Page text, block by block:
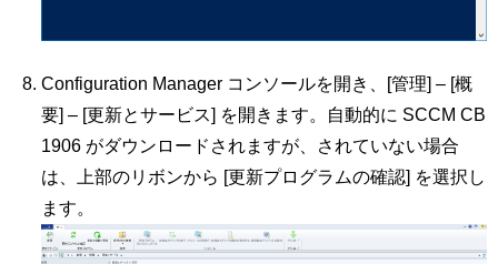
Configuration Manager コンソールを開き、[管理] – [概
要] – [更新とサービス] を開きます。自動的に SCCM CB
1906 がダウンロードされますが、されていない場合
は、上部のリボンから [更新プログラムの確認] を選択し
ます。